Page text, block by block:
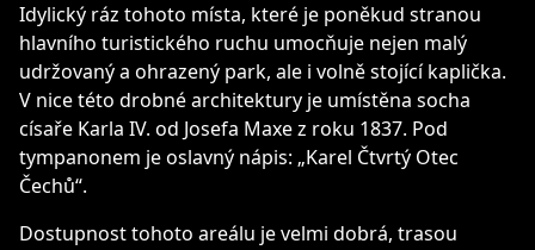
Idylický ráz tohoto místa, které je poněkud stranou
hlavního turistického ruchu umocňuje nejen malý
udržovaný a ohrazený park, ale i volně stojící kaplička.
V nice této drobné architektury je umístěna socha
císaře Karla IV. od Josefa Maxe z roku 1837. Pod
tympanonem je oslavný nápis: „Karel Čtvrtý Otec
Čechů“.
Dostupnost tohoto areálu je velmi dobrá, trasou